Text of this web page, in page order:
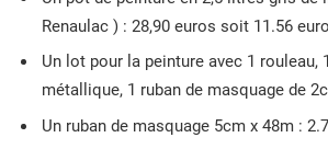
Renaulac ) : 28,90 euros soit 11.56
Un lot pour la peinture avec 1 rouleau,
métallique, 1 ruban de masquage de
Un ruban de masquage 5cm x 48m :